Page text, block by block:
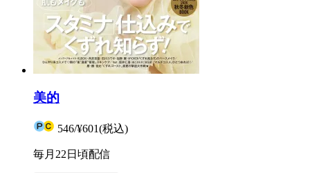
美的
546/¥601(税込)
毎月22日頃配信